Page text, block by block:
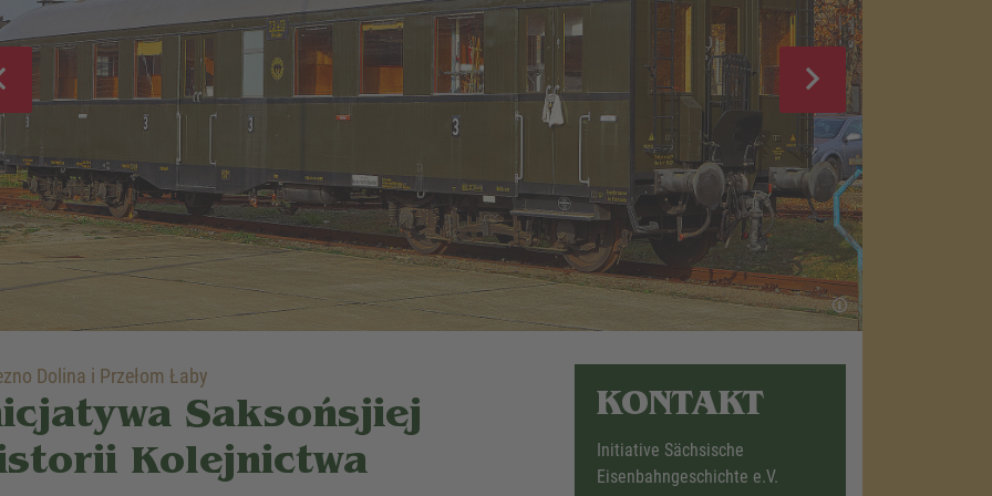
Dolina i Przełom Łaby
Saksońsjiej
Kolejnictwa
KONTAKT
Initiative Sächsische
Eisenbahngeschichte e.V.